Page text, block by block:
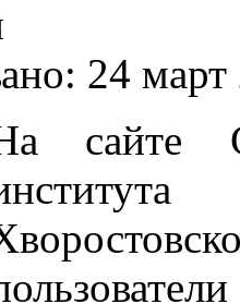
24 март
сайте